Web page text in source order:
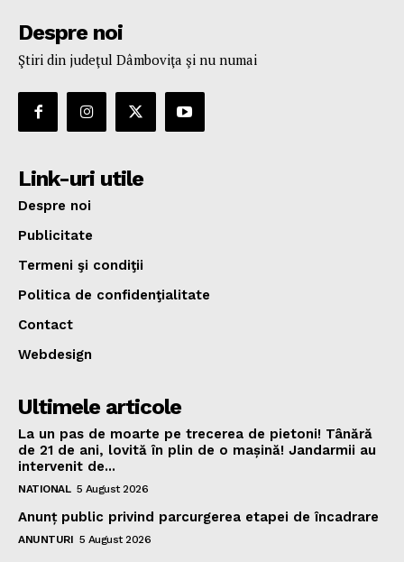
Despre noi
Ştiri din judeţul Dâmboviţa şi nu numai
Link-uri utile
Despre noi
Publicitate
Termeni şi condiţii
Politica de confidenţialitate
Contact
Webdesign
Ultimele articole
La un pas de moarte pe trecerea de pietoni! Tânără
de 21 de ani, lovită în plin de o mașină! Jandarmii au
intervenit de...
NATIONAL 5 August 2026
Anunț public privind parcurgerea etapei de încadrare
ANUNTURI 5 August 2026